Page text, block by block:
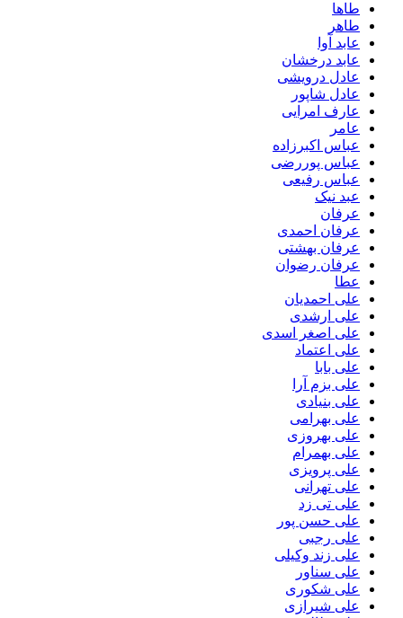
طاها
طاهر
عابد آوا
عابد درخشان
عادل درویشی
عادل شاپور
عارف امرایی
عامر
عباس اکبرزاده
عباس پوررضی
عباس رفیعی
عبد نیک
عرفان
عرفان احمدی
عرفان بهشتی
عرفان رضوان
عطا
علی احمدیان
علی ارشدی
علی اصغر اسدی
علی اعتماد
علی بابا
علی بزم آرا
علی بنیادی
علی بهرامی
علی بهروزی
علی بهمرام
علی پرویزی
علی تهرانی
علی تی زد
علی حسن پور
علی رجبی
علی زند وکیلی
علی سناور
علی شکوری
علی شیرازی